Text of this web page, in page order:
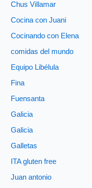
Chus Villamar
Cocina con Juani
Cocinando con Elena
comidas del mundo
Equipo Libélula
Fina
Fuensanta
Galicia
Galicia
Galletas
ITA gluten free
Juan antonio